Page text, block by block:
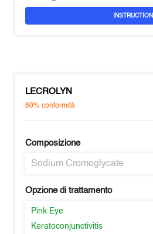
INSTRUCTION
LECROLYN
80%conformità
Composizione
Sodium Cromoglycate
Opzione di trattamento
Pink Eye
Keratoconjunctivitis